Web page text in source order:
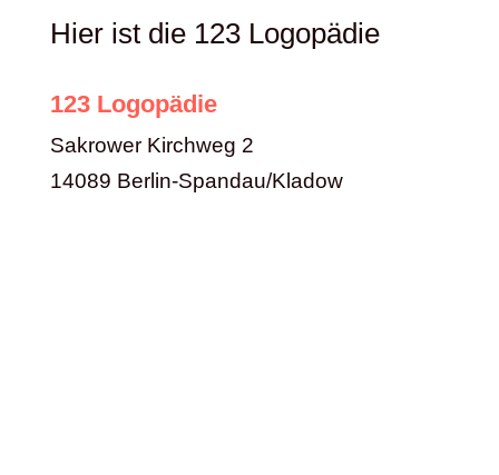
Hier ist die 123 Logopädie
123 Logopädie
Sakrower Kirchweg 2
14089 Berlin-Spandau/Kladow